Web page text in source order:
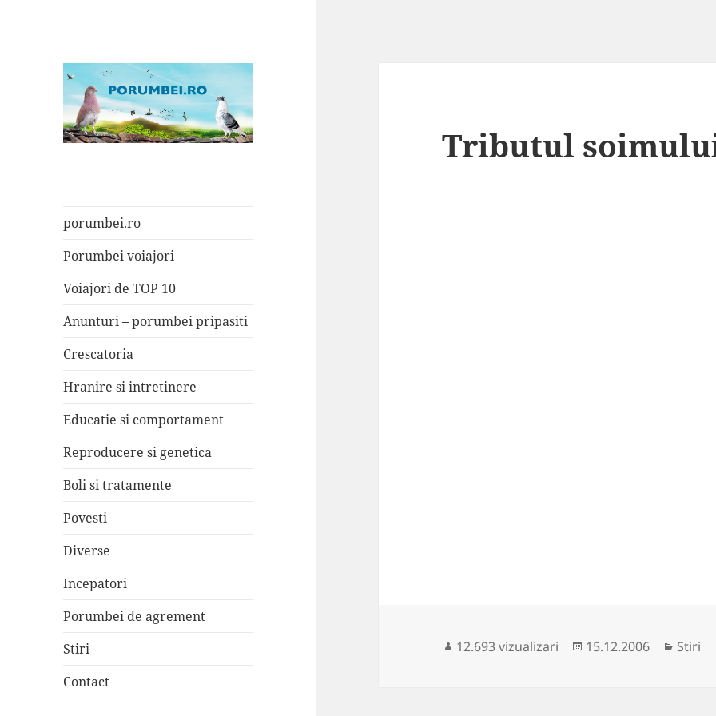
porumbei.ro
Porumbei voiajori
Voiajori de TOP 10
Anunturi – porumbei pripasiti
Crescatoria
Hranire si intretinere
Educatie si comportament
Reproducere si genetica
Boli si tratamente
Povesti
Diverse
Incepatori
Porumbei de agrement
Stiri
Contact
Tributul
12.693 vizualizari
Publicat
15.12.2006 Stiri